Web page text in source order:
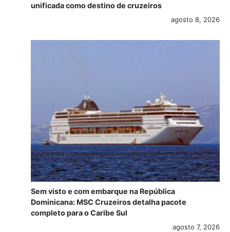
unificada como destino de cruzeiros
agosto 8, 2026
Sem visto e com embarque na República
Dominicana: MSC Cruzeiros detalha pacote
completo para o Caribe Sul
agosto 7, 2026